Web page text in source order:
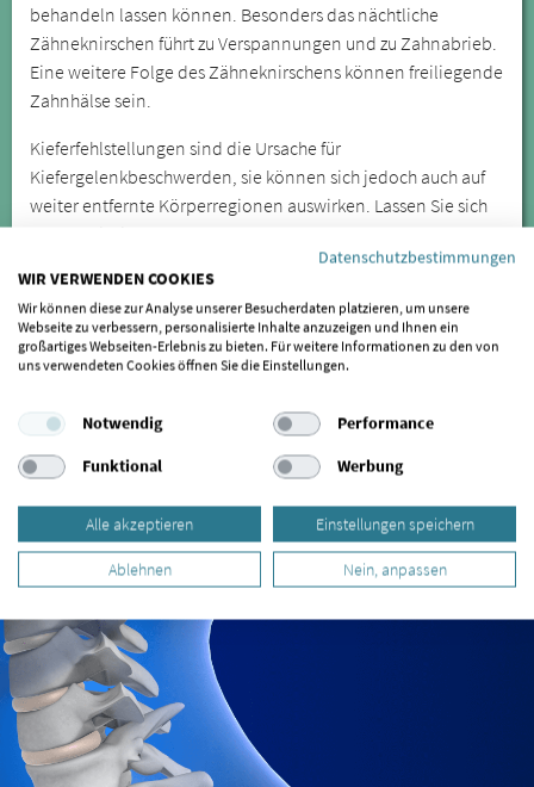
behandeln lassen können. Besonders das nächtliche
Zähneknirschen führt zu Verspannungen und zu Zahnabrieb.
Eine weitere Folge des Zähneknirschens können freiliegende
Zahnhälse sein.
Kieferfehlstellungen sind die Ursache für
Kiefergelenkbeschwerden, sie können sich jedoch auch auf
weiter entfernte Körperregionen auswirken. Lassen Sie sich
von einem Spezialisten für CMD untersuchen.Datenschutzbestimmungen
WIR VERWENDEN COOKIES
Wir können diese zur Analyse unserer Besucherdaten platzieren, um unsere
Webseite zu verbessern, personalisierte Inhalte anzuzeigen und Ihnen ein
großartiges Webseiten-Erlebnis zu bieten. Für weitere Informationen zu den von
uns verwendeten Cookies öffnen Sie die Einstellungen.
Notwendig
Performance
Funktional
Werbung
Alle akzeptieren Einstellungen speichern
Ablehnen Nein, anpassen